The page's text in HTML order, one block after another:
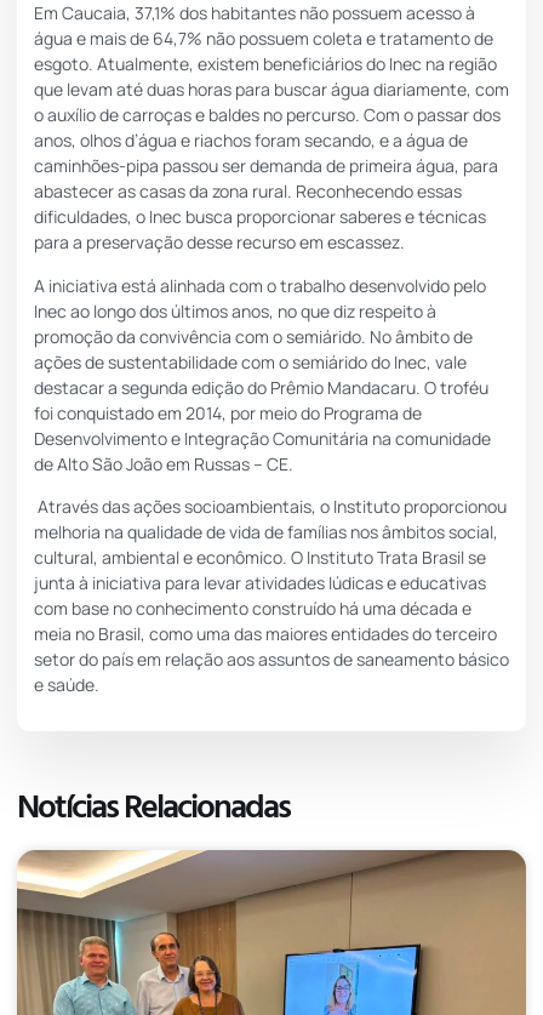
Em Caucaia, 37,1% dos habitantes não possuem acesso à
água e mais de 64,7% não possuem coleta e tratamento de
esgoto. Atualmente, existem beneficiários do Inec na região
que levam até duas horas para buscar água diariamente, com
o auxílio de carroças e baldes no percurso. Com o passar dos
anos, olhos d’água e riachos foram secando, e a água de
caminhões-pipa passou ser demanda de primeira água, para
abastecer as casas da zona rural. Reconhecendo essas
dificuldades, o Inec busca proporcionar saberes e técnicas
para a preservação desse recurso em escassez.
A iniciativa está alinhada com o trabalho desenvolvido pelo
Inec ao longo dos últimos anos, no que diz respeito à
promoção da convivência com o semiárido. No âmbito de
ações de sustentabilidade com o semiárido do Inec, vale
destacar a segunda edição do Prêmio Mandacaru. O troféu
foi conquistado em 2014, por meio do Programa de
Desenvolvimento e Integração Comunitária na comunidade
de Alto São João em Russas – CE.
Através das ações socioambientais, o Instituto proporcionou
melhoria na qualidade de vida de famílias nos âmbitos social,
cultural, ambiental e econômico. O Instituto Trata Brasil se
junta à iniciativa para levar atividades lúdicas e educativas
com base no conhecimento construído há uma década e
meia no Brasil, como uma das maiores entidades do terceiro
setor do país em relação aos assuntos de saneamento básico
e saúde.
Notícias Relacionadas